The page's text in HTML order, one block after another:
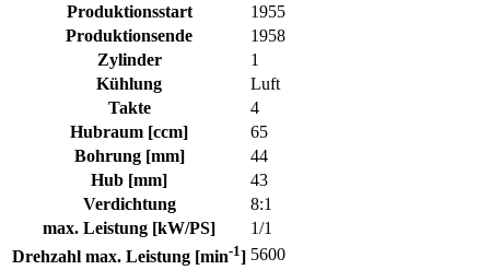
Produktionsstart
1955
Produktionsende
1958
Zylinder
1
Kühlung
Luft
Takte
4
Hubraum [ccm]
65
Bohrung [mm]
44
Hub [mm]
43
Verdichtung
8:1
max. Leistung [kW/PS]
1/1
Drehzahl max. Leistung [min-1] 5600